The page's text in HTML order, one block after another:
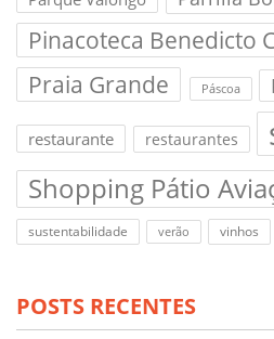
Pinacoteca Benedicto
Praia Grande
Páscoa
restaurante restaurantes
Shopping Pátio
sustentabilidade verão vinhos
POSTS RECENTES